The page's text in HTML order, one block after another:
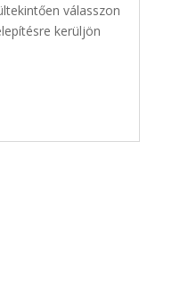
válasszon
kerüljön